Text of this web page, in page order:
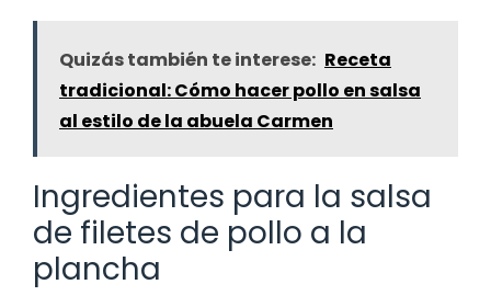
Quizás también te interese: Receta
tradicional: Cómo hacer pollo en salsa
al estilo de la abuela Carmen
Ingredientes para la salsa
de filetes de pollo a la
plancha